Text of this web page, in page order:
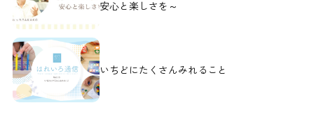
安心と楽しさを～
いちどにたくさんみれること